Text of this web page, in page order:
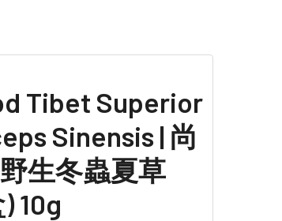
Tibet Superior
Sinensis | 尚
生冬蟲夏草
10g